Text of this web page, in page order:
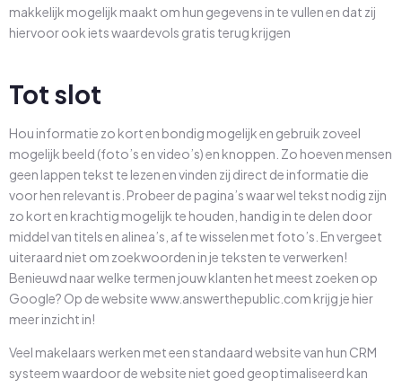
makkelijk mogelijk maakt om hun gegevens in te vullen en dat zij
hiervoor ook iets waardevols gratis terug krijgen
Tot slot
Hou informatie zo kort en bondig mogelijk en gebruik zoveel
mogelijk beeld (foto’s en video’s) en knoppen. Zo hoeven mensen
geen lappen tekst te lezen en vinden zij direct de informatie die
voor hen relevant is. Probeer de pagina’s waar wel tekst nodig zijn
zo kort en krachtig mogelijk te houden, handig in te delen door
middel van titels en alinea’s, af te wisselen met foto’s. En vergeet
uiteraard niet om zoekwoorden in je teksten te verwerken!
Benieuwd naar welke termen jouw klanten het meest zoeken op
Google? Op de website www.answerthepublic.com krijg je hier
meer inzicht in!
Veel makelaars werken met een standaard website van hun CRM
systeem waardoor de website niet goed geoptimaliseerd kan